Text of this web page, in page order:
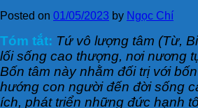
Posted on 01/05/2023 by Ngọc Chí
Tóm tắt: Tứ vô lượng tâm (Từ,
lối sống cao thượng, nơi nương
Bốn tâm này nhằm đối trị với
hướng con người đến đời sống
ích, phát triển những đức hạnh